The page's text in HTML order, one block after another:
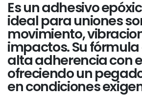
Es un adhesivo
ideal para uniones
movimiento,
impactos. Su
alta adherencia con
ofreciendo un
en condiciones